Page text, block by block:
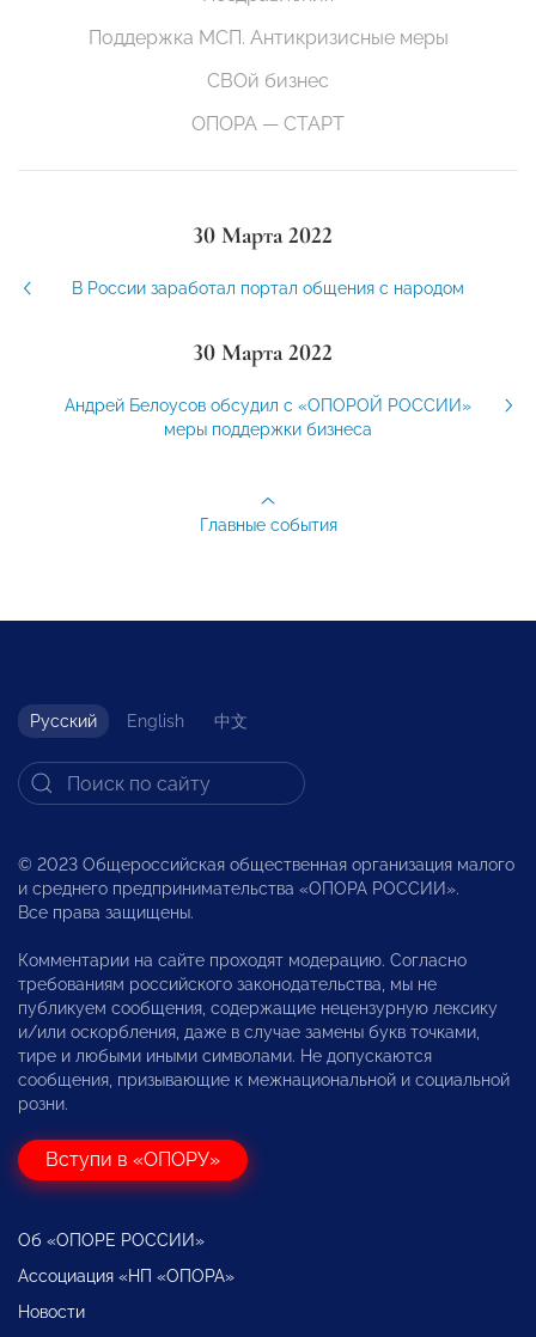
Поддержка МСП. Антикризисные меры
СВОй бизнес
ОПОРА — СТАРТ
30 Марта 2022
В России заработал портал общения с народом
30 Марта 2022
Андрей Белоусов обсудил с «ОПОРОЙ РОССИИ»
меры поддержки бизнеса
Главные события
Русский English 中文
© 2023 Общероссийская общественная организация малого
и среднего предпринимательства «ОПОРА РОССИИ».
Все права защищены.
Комментарии на сайте проходят модерацию. Согласно
требованиям российского законодательства, мы не
публикуем сообщения, содержащие нецензурную лексику
и/или оскорбления, даже в случае замены букв точками,
тире и любыми иными символами. Не допускаются
сообщения, призывающие к межнациональной и социальной
розни.
Вступи в «ОПОРУ»
Об «ОПОРЕ РОССИИ»
Ассоциация «НП «ОПОРА»
Новости